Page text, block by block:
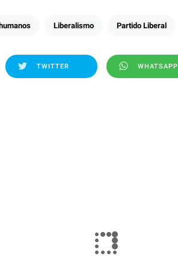
Liberalismo Partido Liberal
TWITTER WHATSAPP